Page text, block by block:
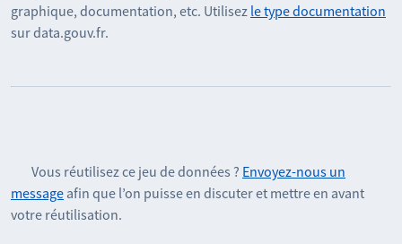
graphique, documentation, etc. Utilisez le type documentation
sur data.gouv.fr.
Vous réutilisez ce jeu de données ? Envoyez-nous un
message afin que l’on puisse en discuter et mettre en avant
votre réutilisation.